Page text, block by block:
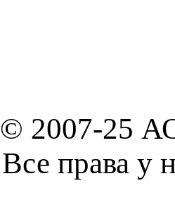
© 2007-25
Все права у